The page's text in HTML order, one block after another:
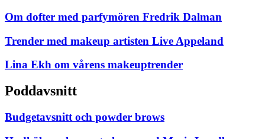
Om dofter med parfymören Fredrik Dalman
Trender med makeup artisten Live Appeland
Lina Ekh om vårens makeuptrender
Poddavsnitt
Budgetavsnitt och powder brows